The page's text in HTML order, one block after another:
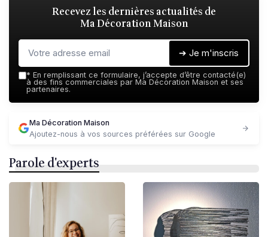
Recevez les dernières actualités de
Ma Décoration Maison
➔ Je m'inscris
* En remplissant ce formulaire, j’accepte d’être contacté(e)
à des fins commerciales par Ma Décoration Maison et ses
partenaires.
Ma Décoration Maison
Ajoutez-nous à vos sources préférées sur Google
Parole d'experts